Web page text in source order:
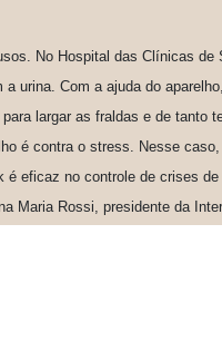
No Hospital das Clínicas
a urina. Com a ajuda do
largar as fraldas e de tanto
é contra o stress. Nesse
é eficaz no controle de crises
Maria Rossi, presidente da